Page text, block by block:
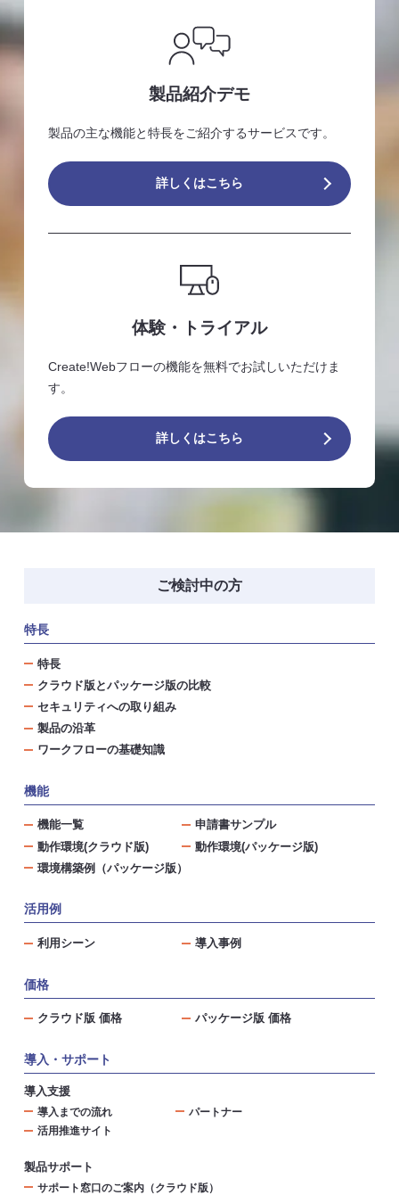
製品紹介デモ
製品の主な機能と特長をご紹介するサービスです。
詳しくはこちら
体験・トライアル
Create!Webフローの機能を無料でお試しいただけま
す。
詳しくはこちら
ご検討中の方
特長
特長
クラウド版とパッケージ版の比較
セキュリティへの取り組み
製品の沿革
ワークフローの基礎知識
機能
機能一覧
申請書サンプル
動作環境(クラウド版)
動作環境(パッケージ版)
環境構築例（パッケージ版）
活用例
利用シーン 導入事例
価格
クラウド版 価格 パッケージ版 価格
導入・サポート
導入支援
導入までの流れ
パートナー
活用推進サイト
製品サポート
サポート窓口のご案内（クラウド版）